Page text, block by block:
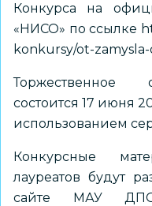
Конкурса на
«НИСО» по ссылке
konkursy/ot-
Торжественное
состоится 17 июня
использованием
Конкурсные
лауреатов будут
сайте МАУ